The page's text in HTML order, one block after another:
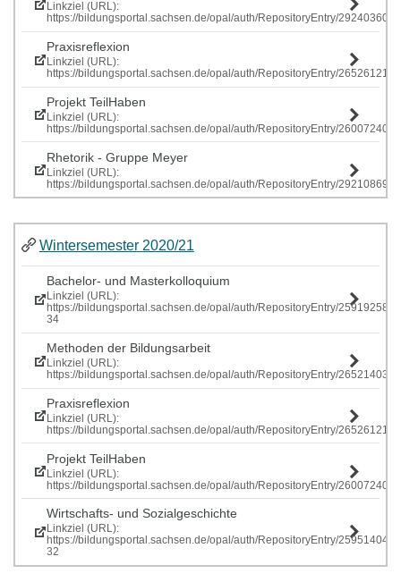
Linkziel (URL):
https://bildungsportal.sachsen.de/opal/auth/RepositoryEntry/
Praxisreflexion
Linkziel (URL):
https://bildungsportal.sachsen.de/opal/auth/RepositoryEntry/
Projekt TeilHaben
Linkziel (URL):
https://bildungsportal.sachsen.de/opal/auth/RepositoryEntry/
Rhetorik - Gruppe Meyer
Linkziel (URL):
https://bildungsportal.sachsen.de/opal/auth/RepositoryEntry/
Wintersemester 2020/21
Bachelor- und Masterkolloquium
Linkziel (URL):
https://bildungsportal.sachsen.de/opal/auth/RepositoryEntry/
34
Methoden der Bildungsarbeit
Linkziel (URL):
https://bildungsportal.sachsen.de/opal/auth/RepositoryEntry/
Praxisreflexion
Linkziel (URL):
https://bildungsportal.sachsen.de/opal/auth/RepositoryEntry/
Projekt TeilHaben
Linkziel (URL):
https://bildungsportal.sachsen.de/opal/auth/RepositoryEntry/
Wirtschafts- und Sozialgeschichte
Linkziel (URL):
https://bildungsportal.sachsen.de/opal/auth/RepositoryEntry/
32